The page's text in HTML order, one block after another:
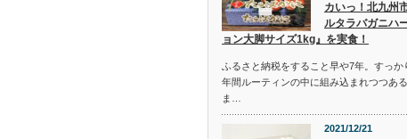
カいっ！北九州
ルタラバガニハ
ョン大脚サイズ1kg』を実食！
ふるさと納税をすること早や7年。すっか
年間ルーティンの中に組み込まれつつある
ま…
2021/12/21